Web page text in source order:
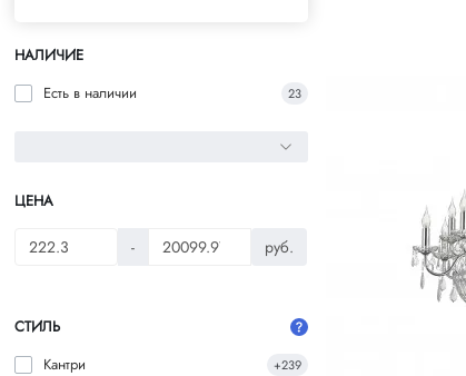
НАЛИЧИЕ
Есть в наличии
23
ЦЕНА
- руб.
СТИЛЬ
Кантри
+239